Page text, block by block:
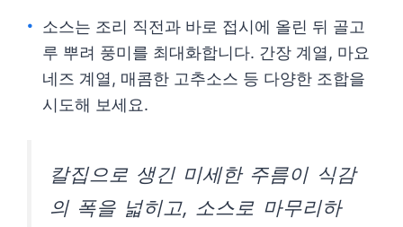
소스는 조리 직전과 바로 접시에 올린 뒤 골고
루 뿌려 풍미를 최대화합니다. 간장 계열, 마요
네즈 계열, 매콤한 고추소스 등 다양한 조합을
시도해 보세요.
칼집으로 생긴 미세한 주름이 식감
의 폭을 넓히고, 소스로 마무리하